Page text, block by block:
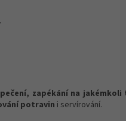
zapékání na jakémkoli
potravin i servírování.